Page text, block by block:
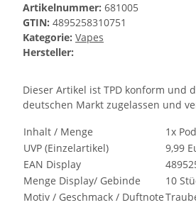
Artikelnummer: 681005
GTIN: 4895258310751
Kategorie: Vapes
Hersteller:
Dieser Artikel ist TPD konform und
deutschen Markt zugelassen und
Inhalt / Menge
1x Pod
UVP (Einzelartikel)
9,99
EAN Display
Menge Display/ Gebinde
10
Motiv / Geschmack / Duftnote